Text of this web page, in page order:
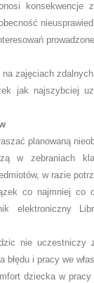
konsekwencje
na zajęciach
jak najszybciej
planowaną
w zebraniach
w razie
co najmniej co
elektroniczny
nie uczestniczy
błędu i pracy we
dziecka w